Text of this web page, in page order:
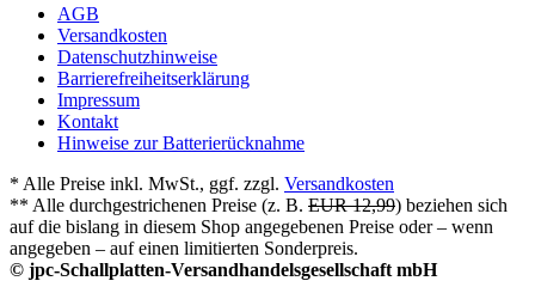
AGB
Versandkosten
Datenschutzhinweise
Barrierefreiheitserklärung
Impressum
Kontakt
Hinweise zur Batterierücknahme
* Alle Preise inkl. MwSt., ggf. zzgl. Versandkosten
** Alle durchgestrichenen Preise (z. B. EUR 12,99) beziehen sich
auf die bislang in diesem Shop angegebenen Preise oder – wenn
angegeben – auf einen limitierten Sonderpreis.
© jpc-Schallplatten-Versandhandelsgesellschaft mbH